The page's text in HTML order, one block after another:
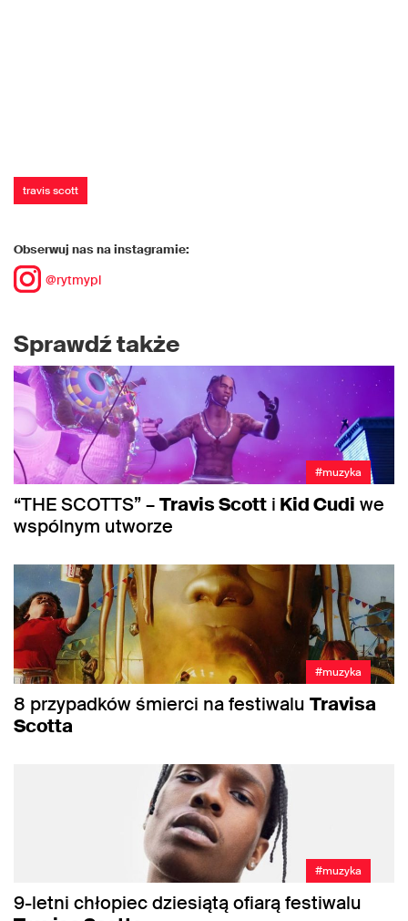
travis scott
Obserwuj nas na instagramie:
@rytmypl
Sprawdź także
#muzyka
“THE SCOTTS” –Travis Scott i Kid Cudi we
wspólnym utworze
#muzyka
8 przypadków śmierci na festiwalu Travisa
Scotta
#muzyka
9-letni chłopiec dziesiątą ofiarą festiwalu